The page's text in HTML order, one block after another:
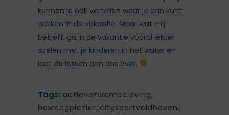
kunnen je ook vertellen waar je aan kunt
werken in de vakantie. Maar wat mij
betreft: ga in de vakantie vooral lekker
spelen met je kinderen in het water en
laat de lessen aan ons over.
Tags: actievezwembeleving,
beweegplezier, citysportveldhoven,